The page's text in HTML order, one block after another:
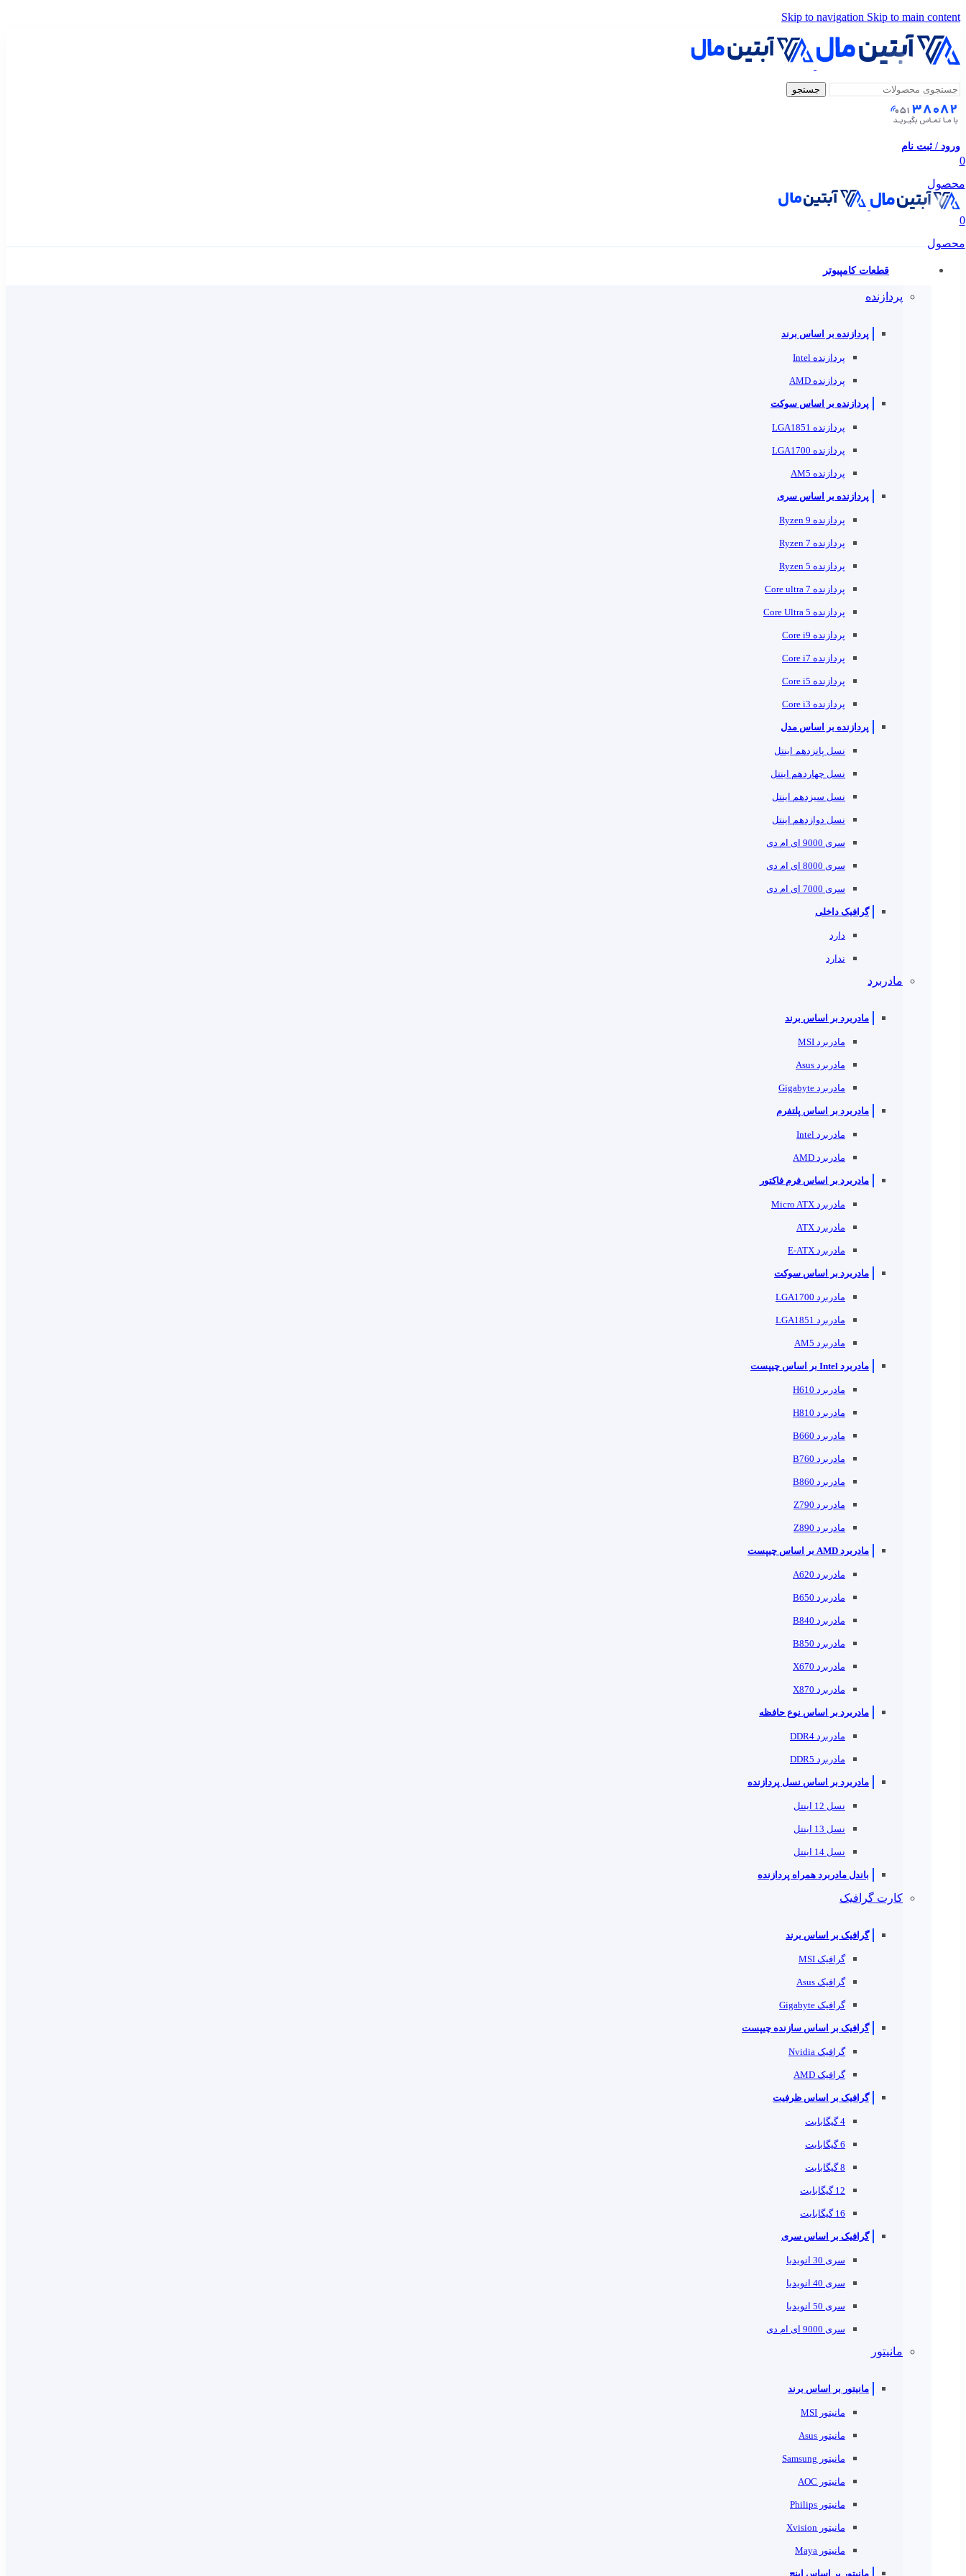
Skip to navigation Skip to main content
جستجو
ورود / ثبت نام
0
محصول
0
محصول
قطعات کامپیوتر
پردازنده
پردازنده بر اساس برند
پردازنده Intel
پردازنده AMD
پردازنده بر اساس سوکت
پردازنده LGA1851
پردازنده LGA1700
پردازنده AM5
پردازنده بر اساس سری
پردازنده Ryzen 9
پردازنده Ryzen 7
پردازنده Ryzen 5
پردازنده Core ultra 7
پردازنده Core Ultra 5
پردازنده Core i9
پردازنده Core i7
پردازنده Core i5
پردازنده Core i3
پردازنده بر اساس مدل
نسل پانزدهم اینتل
نسل چهاردهم اینتل
نسل سیزدهم اینتل
نسل دوازدهم اینتل
سری 9000 ای ام دی
سری 8000 ای ام دی
سری 7000 ای ام دی
گرافیک داخلی
دارد
ندارد
مادربرد
مادربرد بر اساس برند
مادربرد MSI
مادربرد Asus
مادربرد Gigabyte
مادربرد بر اساس پلتفرم
مادربرد Intel
مادربرد AMD
مادربرد بر اساس فرم فاکتور
مادربرد Micro ATX
مادربرد ATX
مادربرد E-ATX
مادربرد بر اساس سوکت
مادربرد LGA1700
مادربرد LGA1851
مادربرد AM5
مادربرد Intel بر اساس چیپست
مادربرد H610
مادربرد H810
مادربرد B660
مادربرد B760
مادربرد B860
مادربرد Z790
مادربرد Z890
مادربرد AMD بر اساس چیپست
مادربرد A620
مادربرد B650
مادربرد B840
مادربرد B850
مادربرد X670
مادربرد X870
مادربرد بر اساس نوع حافظه
مادربرد DDR4
مادربرد DDR5
مادربرد بر اساس نسل پردازنده
نسل 12 اینتل
نسل 13 اینتل
نسل 14 اینتل
باندل مادربرد همراه پردازنده
کارت گرافیک
گرافیک بر اساس برند
گرافیک MSI
گرافیک Asus
گرافیک Gigabyte
گرافیک بر اساس سازنده چیپست
گرافیک Nvidia
گرافیک AMD
گرافیک بر اساس ظرفیت
4 گیگابایت
6 گیگابایت
8 گیگابایت
12 گیگابایت
16 گیگابایت
گرافیک بر اساس سری
سری 30 انویدیا
سری 40 انویدیا
سری 50 انویدیا
سری 9000 ای ام دی
مانیتور
مانیتور بر اساس برند
مانیتور MSI
مانیتور Asus
مانیتور Samsung
مانیتور AOC
مانیتور Philips
مانیتور Xvision
مانیتور Maya
مانیتور بر اساس اینچ